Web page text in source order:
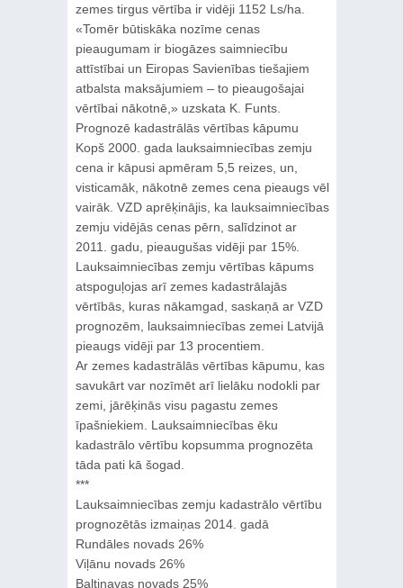
zemes tirgus vērtība ir vidēji 1152 Ls/ha.
«Tomēr būtiskāka nozīme cenas
pieaugumam ir biogāzes saimniecību
attīstībai un Eiropas Savienības tiešajiem
atbalsta maksājumiem – to pieaugošajai
vērtībai nākotnē,» uzskata K. Funts.
Prognozē kadastrālās vērtības kāpumu
Kopš 2000. gada lauksaimniecības zemju
cena ir kāpusi apmēram 5,5 reizes, un,
visticamāk, nākotnē zemes cena pieaugs vēl
vairāk. VZD aprēķinājis, ka lauksaimniecības
zemju vidējās cenas pērn, salīdzinot ar
2011. gadu, pieaugušas vidēji par 15%.
Lauksaimniecības zemju vērtības kāpums
atspoguļojas arī zemes kadastrālajās
vērtībās, kuras nākamgad, saskaņā ar VZD
prognozēm, lauksaimniecības zemei Latvijā
pieaugs vidēji par 13 procentiem.
Ar zemes kadastrālās vērtības kāpumu, kas
savukārt var nozīmēt arī lielāku nodokli par
zemi, jārēķinās visu pagastu zemes
īpašniekiem. Lauksaimniecības ēku
kadastrālo vērtību kopsumma prognozēta
tāda pati kā šogad.
***
Lauksaimniecības zemju kadastrālo vērtību
prognozētās izmaiņas 2014. gadā
Rundāles novads 26%
Viļānu novads 26%
Baltinavas novads 25%